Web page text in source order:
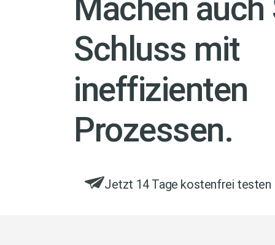
Machen auch
Schluss mit
ineffizienten
Prozessen.
Jetzt 14 Tage kostenfrei testen